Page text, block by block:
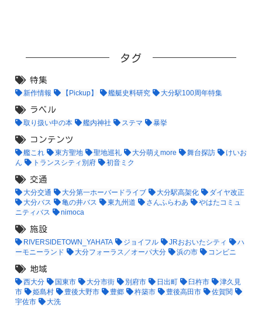
タグ
特集
新作情報 【Pickup】 艦艇史料研究 大分駅100周年特集
ラベル
取り扱い中の本 艦内神社 ステマ 暴挙
コンテンツ
艦これ 東方聖地 聖地巡礼 大分萌えmore 舞台探訪
けいお
ん
トランスシティ別府 初音ミク
交通
大分交通 大分第一ホーバードライブ 大分駅高架化
ダイヤ改正
大分バス
亀の井バス 東九州道 さんふらわあ
やはたコミュ
ニティバス
nimoca
施設
RIVERSIDETOWN_YAHATA ジョイフル JRおおいたシティ
ハ
ーモニーランド
大分フォーラス／オーパ大分 浜の市 コンビニ
地域
西大分 国東市 大分市街 別府市 日出町 臼杵市
津久見
市
姫島村 豊後大野市 豊郷 杵築市 豊後高田市
佐賀関
宇佐市
大洗